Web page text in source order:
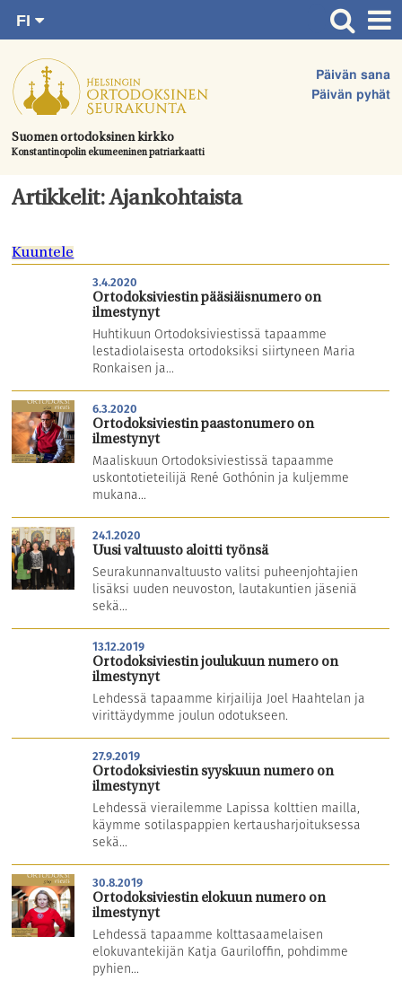
suoraan
sisältöön.
Suomen ortodoksinen kirkko
Konstantinopolin ekumeeninen patriarkaatti
Päivän sana
Päivän pyhät
FI
SV
EN
UA
Etusivu
Ajankohtaista
Juhlat & toimitukset
Kirkot
Tule mukaan
Hautausmaa
Yhteystiedot
Artikkelit: Ajankohtaista
Kuuntele
3.4.2020
Ortodoksiviestin pääsiäisnumero on
ilmestynyt
Huhtikuun Ortodoksiviestissä tapaamme
lestadiolaisesta ortodoksiksi siirtyneen Maria
Ronkaisen ja...
6.3.2020
Ortodoksiviestin paastonumero on
ilmestynyt
Maaliskuun Ortodoksiviestissä tapaamme
uskontotieteilijä René Gothónin ja kuljemme
mukana...
24.1.2020
Uusi valtuusto aloitti työnsä
Seurakunnanvaltuusto valitsi puheenjohtajien
lisäksi uuden neuvoston, lautakuntien jäseniä
sekä...
13.12.2019
Ortodoksiviestin joulukuun numero on
ilmestynyt
Lehdessä tapaamme kirjailija Joel Haahtelan ja
virittäydymme joulun odotukseen.
27.9.2019
Ortodoksiviestin syyskuun numero on
ilmestynyt
Lehdessä vierailemme Lapissa kolttien mailla,
käymme sotilaspappien kertausharjoituksessa
sekä...
30.8.2019
Ortodoksiviestin elokuun numero on
ilmestynyt
Lehdessä tapaamme kolttasaamelaisen
elokuvantekijän Katja Gauriloffin, pohdimme
pyhien...